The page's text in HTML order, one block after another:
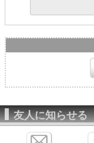
友人に知らせる